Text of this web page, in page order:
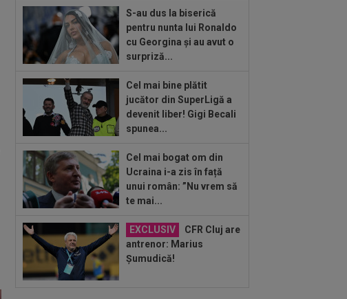
Live Video, 16:30, DGS 1. Echipele | Liga 2,
etapa 2...
16:10
FCSB a luat decizia în cazul lui
Ștefan Târnovanu, după ce l-a scos din lot
15:58
Presa din Portugalia a fost atentă
la Dinamo - Voluntari 4-0 și a scris
despre...
15:58
Hansi Flick a făcut anunțul despre
15:49
Universitatea Craiova - FC Argeș,
LIVE VIDEO, 21:30, DGS 1. Un jucător a
plecat...
S-au dus la biserică
pentru nunta lui Ronaldo
cu Georgina și au avut o
surpriză...
Cel mai bine plătit
jucător din SuperLigă a
devenit liber! Gigi Becali
spunea...
Cel mai bogat om din
Ucraina i-a zis în față
unui român: ”Nu vrem să
te mai...
EXCLUSIV
CFR Cluj are
antrenor: Marius
Șumudică!